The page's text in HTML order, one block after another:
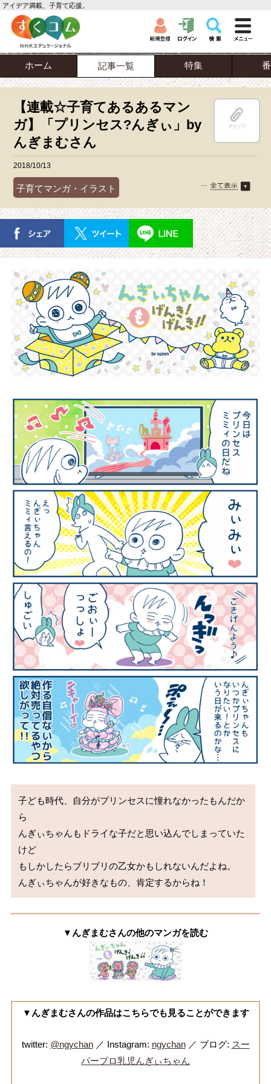
アイデア満載、子育て応援。
ホーム 記事一覧 特集
【連載☆子育てあるあるマン
ガ】「プリンセス?んぎぃ」by
んぎまむさん
クリップ
2018/10/13
子育てマンガ・イラスト
子ども時代、自分がプリンセスに憧れなかったもんだか
ら
んぎぃちゃんもドライな子だと思い込んでしまっていた
けど
もしかしたらブリブリの乙女かもしれないんだよね。
▼んぎまむさんの他のマンガを読む
▼んぎまむさんの作品はこちらでも見ることができます
twitter: @ngychan／ Instagram: ngychan／ ブログ: スー
パープロ乳児んぎぃちゃん